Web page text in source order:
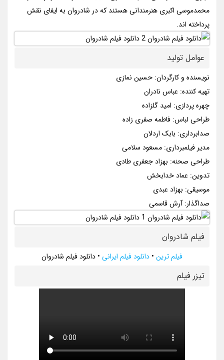
محمدموسی اکبری هنرمندانی هستند که در شادروان به ایفای نقش
پرداخته اند.
عوامل تولید
نویسنده و کارگردان: حسین نمازی
تهیه کننده: عباس نادران
چهره پردازی: امید گلزاده
طراحی لباس: فاطمه صفری زاده
صدابرداری: بابک اردلان
مدیر فیلمبرداری: مسعود سلامی
طراحی صحنه: بهزاد جعفری طادی
تدوین: عماد خدابخش
موسیقی: بهزاد عبدی
صداگذار: آرش قاسمی
فیلم شادروان
فیلم ترین • دانلود فیلم ایرانی • دانلود فیلم شادروان
تيزر فيلم